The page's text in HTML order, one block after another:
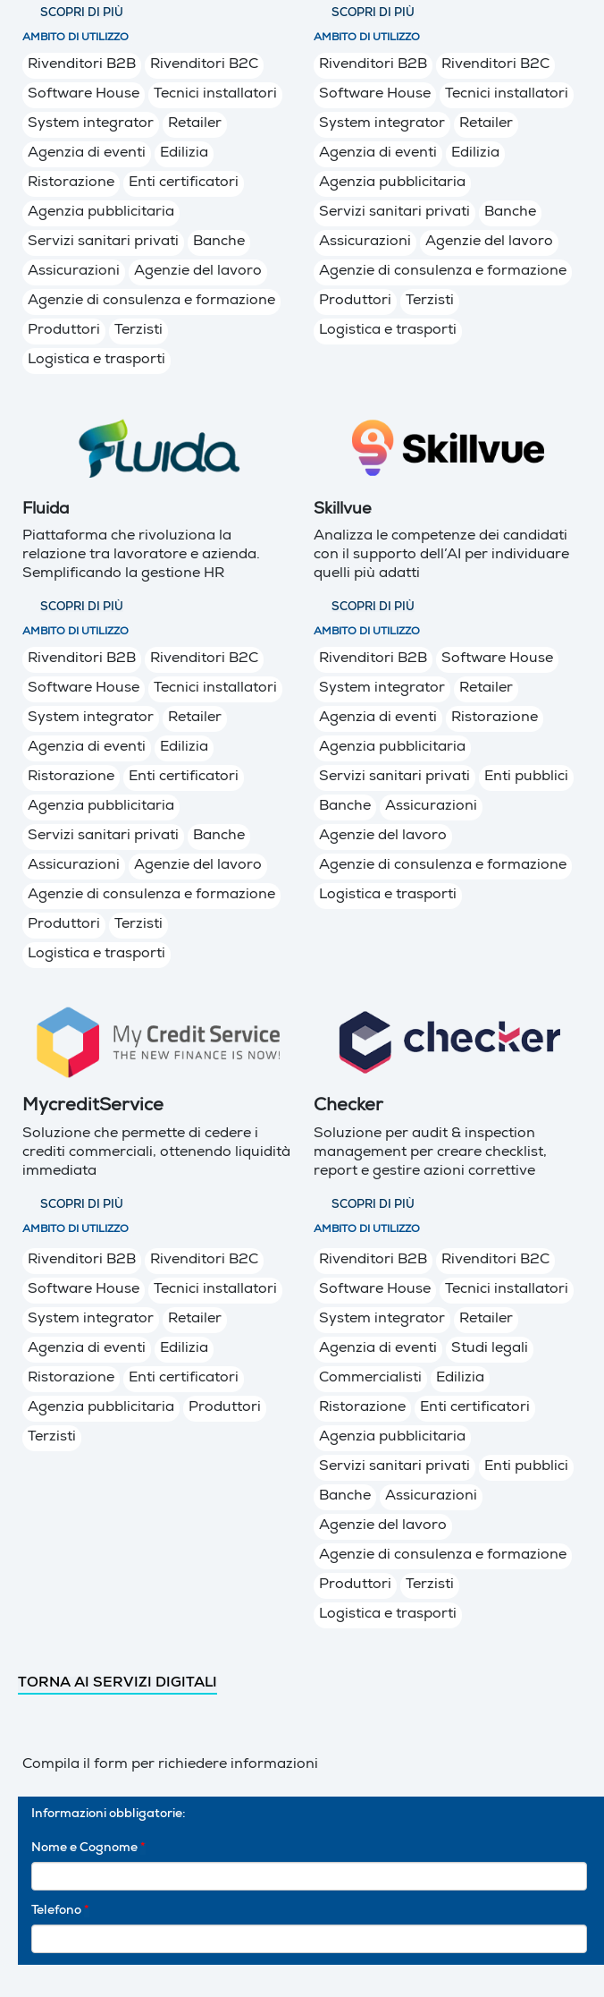
SCOPRI DI PIÙ
AMBITO DI UTILIZZO
Rivenditori B2B Rivenditori B2C
Software House Tecnici installatori
System integrator Retailer
Agenzia di eventi Edilizia
Ristorazione Enti certificatori
Agenzia pubblicitaria
Servizi sanitari privati Banche
Assicurazioni Agenzie del lavoro
Agenzie di consulenza e formazione
Produttori Terzisti
Logistica e trasporti
SCOPRI DI PIÙ
AMBITO DI UTILIZZO
Rivenditori B2B Rivenditori B2C
Software House Tecnici installatori
System integrator Retailer
Agenzia di eventi Edilizia
Agenzia pubblicitaria
Servizi sanitari privati Banche
Assicurazioni Agenzie del lavoro
Agenzie di consulenza e formazione
Produttori Terzisti
Logistica e trasporti
Fluida
Piattaforma che rivoluziona la
relazione tra lavoratore e azienda.
Semplificando la gestione HR
SCOPRI DI PIÙ
AMBITO DI UTILIZZO
Rivenditori B2B Rivenditori B2C
Software House Tecnici installatori
System integrator Retailer
Agenzia di eventi Edilizia
Ristorazione Enti certificatori
Agenzia pubblicitaria
Servizi sanitari privati Banche
Assicurazioni Agenzie del lavoro
Agenzie di consulenza e formazione
Produttori Terzisti
Logistica e trasporti
Skillvue
Analizza le competenze dei candidati
con il supporto dell’AI per individuare
quelli più adatti
SCOPRI DI PIÙ
AMBITO DI UTILIZZO
Rivenditori B2B Software House
System integrator Retailer
Agenzia di eventi Ristorazione
Agenzia pubblicitaria
Servizi sanitari privati Enti pubblici
Banche Assicurazioni
Agenzie del lavoro
Agenzie di consulenza e formazione
Logistica e trasporti
MycreditService
Soluzione che permette di cedere i
crediti commerciali, ottenendo liquidità
immediata
SCOPRI DI PIÙ
AMBITO DI UTILIZZO
Rivenditori B2B Rivenditori B2C
Software House Tecnici installatori
System integrator Retailer
Agenzia di eventi Edilizia
Ristorazione Enti certificatori
Agenzia pubblicitaria Produttori
Terzisti
Checker
Soluzione per audit & inspection
management per creare checklist,
report e gestire azioni correttive
SCOPRI DI PIÙ
AMBITO DI UTILIZZO
Rivenditori B2B Rivenditori B2C
Software House Tecnici installatori
System integrator Retailer
Agenzia di eventi Studi legali
Commercialisti Edilizia
Ristorazione Enti certificatori
Agenzia pubblicitaria
Servizi sanitari privati Enti pubblici
Banche Assicurazioni
Agenzie del lavoro
Agenzie di consulenza e formazione
Produttori Terzisti
Logistica e trasporti
TORNA AI SERVIZI DIGITALI
Compila il form per richiedere informazioni
Informazioni obbligatorie:
Nome e Cognome *
Telefono *